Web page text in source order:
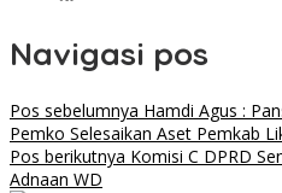
Navigasi pos
Pos sebelumnya Hamdi Agus :
Pemko Selesaikan Aset Pemkab
Pos berikutnya Komisi C DPRD
Adnaan WD